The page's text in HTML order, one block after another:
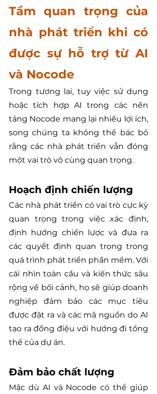
Tầm quan trọng của
nhà phát triển khi có
được sự hỗ trợ từ AI
và Nocode
Trong tương lai, tuy việc sử dụng
hoặc tích hợp AI trong các nền
tảng Nocode mang lại nhiều lợi ích,
song chúng ta không thể bác bỏ
rằng các nhà phát triển vẫn đóng
một vai trò vô cùng quan trọng.
Hoạch định chiến lượng
Các nhà phát triển có vai trò cực kỳ
quan trọng trong việc xác định,
định hướng chiến lược và đưa ra
các quyết định quan trọng trong
quá trình phát triển phần mềm. Với
cái nhìn toàn cầu và kiến thức sâu
rộng về bối cảnh, họ sẽ giúp doanh
nghiệp đảm bảo các mục tiêu
được đặt ra và các mã nguồn do AI
tạo ra đồng điệu với hướng đi tổng
thể của dự án.
Đảm bảo chất lượng
Mặc dù AI và Nocode có thể giúp